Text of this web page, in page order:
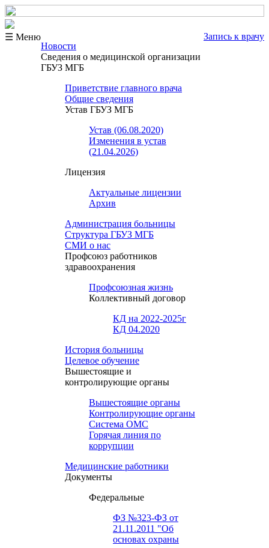
☰ Меню
Запись к врачу
Новости
Сведения о медицинской организации
ГБУЗ МГБ
Приветствие главного врача
Общие сведения
Устав ГБУЗ МГБ
Устав (06.08.2020)
Изменения в устав
(21.04.2026)
Лицензия
Актуальные лицензии
Архив
Администрация больницы
Структура ГБУЗ МГБ
СМИ о нас
Профсоюз работников
здравоохранения
Профсоюзная жизнь
Коллективный договор
КД на 2022-2025г
КД 04.2020
История больницы
Целевое обучение
Вышестоящие и
контролирующие органы
Вышестоящие органы
Контролирующие органы
Система ОМС
Горячая линия по
коррупции
Медицинские работники
Документы
Федеральные
ФЗ №323-ФЗ от
21.11.2011 "Об
основах охраны